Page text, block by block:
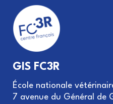
GIS FC3R
École nationale
7 avenue du Général de